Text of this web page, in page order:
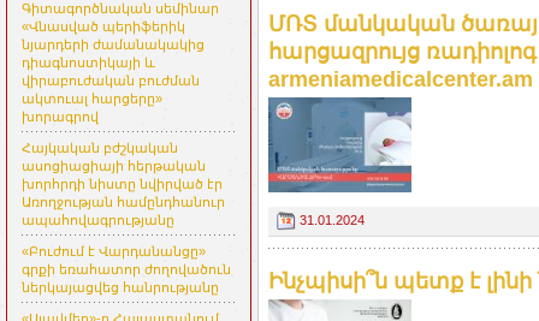
Գիտագործնական սեմինար
«Վնասված պերիֆերիկ
նյարդերի ժամանակակից
դիագնոստիկայի և
վիրաբուժական բուժման
ակտուալ հարցերը»
խորագրով
Հայկական բժշկական
ասոցիացիայի հերթական
խորհրդի նիստը նվիրված էր
Առողջության համընդհանուր
ապահովագրությանը
«Բուժում է Վարդանանցը»
գրքի եռահատոր ժողովածուն
ներկայացվեց հանրությանը
ՄՌՏ մանկական
հարցազրույց
armeniamedicalcenter.am
31.01.2024
Ինչպիսի՞ն պետք է